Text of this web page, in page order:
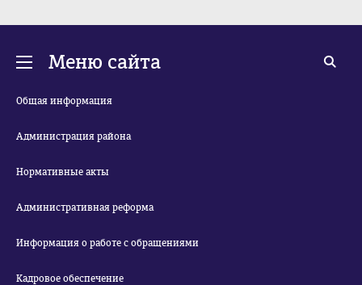
Меню сайта
Общая информация
Администрация района
Нормативные акты
Административная реформа
Информация о работе с обращениями
Кадровое обеспечение